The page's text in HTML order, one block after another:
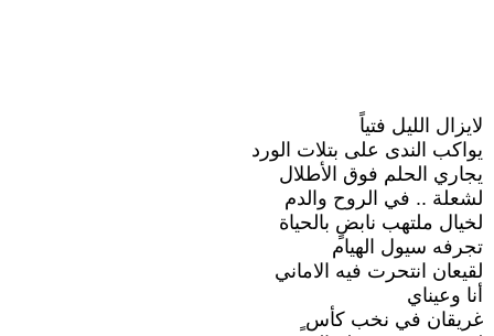
لايزال الليل فتياً
يواكب الندى على بتلات الورد
يجاري الحلم فوق الأطلال
لشعلة .. في الروح والدم
لخيال ملتهب نابضٍ بالحياة
تجرفه سيول الهيام
لقيعان انتحرت فيه الاماني
أنا وعيناي
غريقان في نخب كأس ٍ